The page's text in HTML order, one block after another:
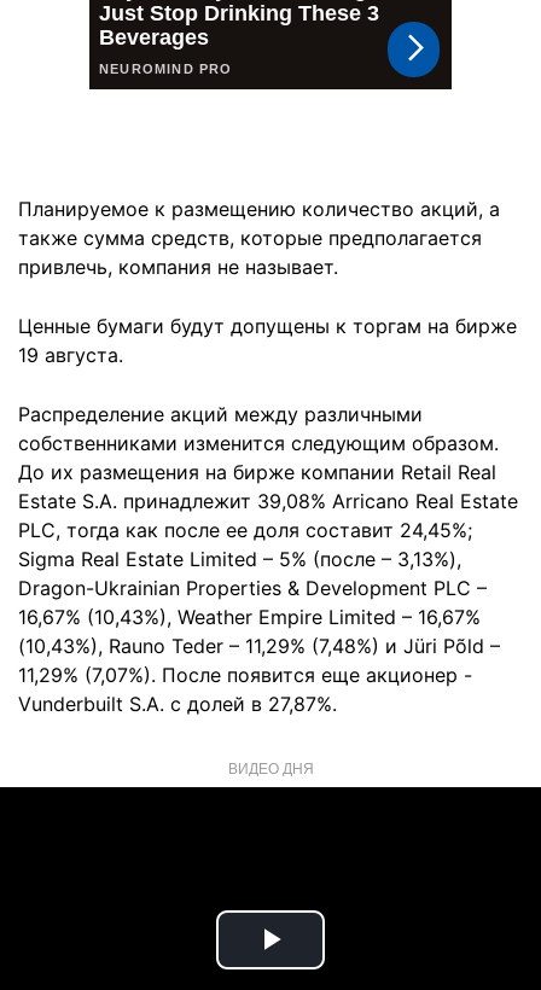
Планируемое к размещению количество акций, а
также сумма средств, которые предполагается
привлечь, компания не называет.
Ценные бумаги будут допущены к торгам на бирже
19 августа.
Распределение акций между различными
собственниками изменится следующим образом.
До их размещения на бирже компании Retail Real
Estate S.A. принадлежит 39,08% Arricano Real Estate
PLC, тогда как после ее доля составит 24,45%;
Sigma Real Estate Limited – 5% (после – 3,13%),
Dragon-Ukrainian Properties & Development PLC –
16,67% (10,43%), Weather Empire Limited – 16,67%
(10,43%), Rauno Teder – 11,29% (7,48%) и Jüri Põld –
11,29% (7,07%). После появится еще акционер -
Vunderbuilt S.A. с долей в 27,87%.
ВИДЕО ДНЯ
Play